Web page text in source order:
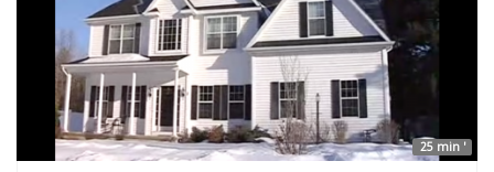
25 min '